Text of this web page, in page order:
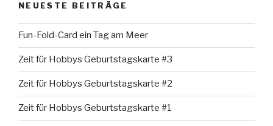
NEUESTE BEITRÄGE
Fun-Fold-Card ein Tag am Meer
Zeit für Hobbys Geburtstagskarte #3
Zeit für Hobbys Geburtstagskarte #2
Zeit für Hobbys Geburtstagskarte #1